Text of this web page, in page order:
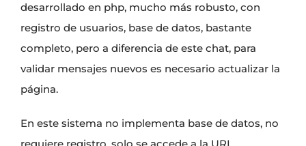
desarrollado en php, mucho más robusto, con
registro de usuarios, base de datos, bastante
completo, pero a diferencia de este chat, para
validar mensajes nuevos es necesario actualizar la
página.
En este sistema no implementa base de datos, no